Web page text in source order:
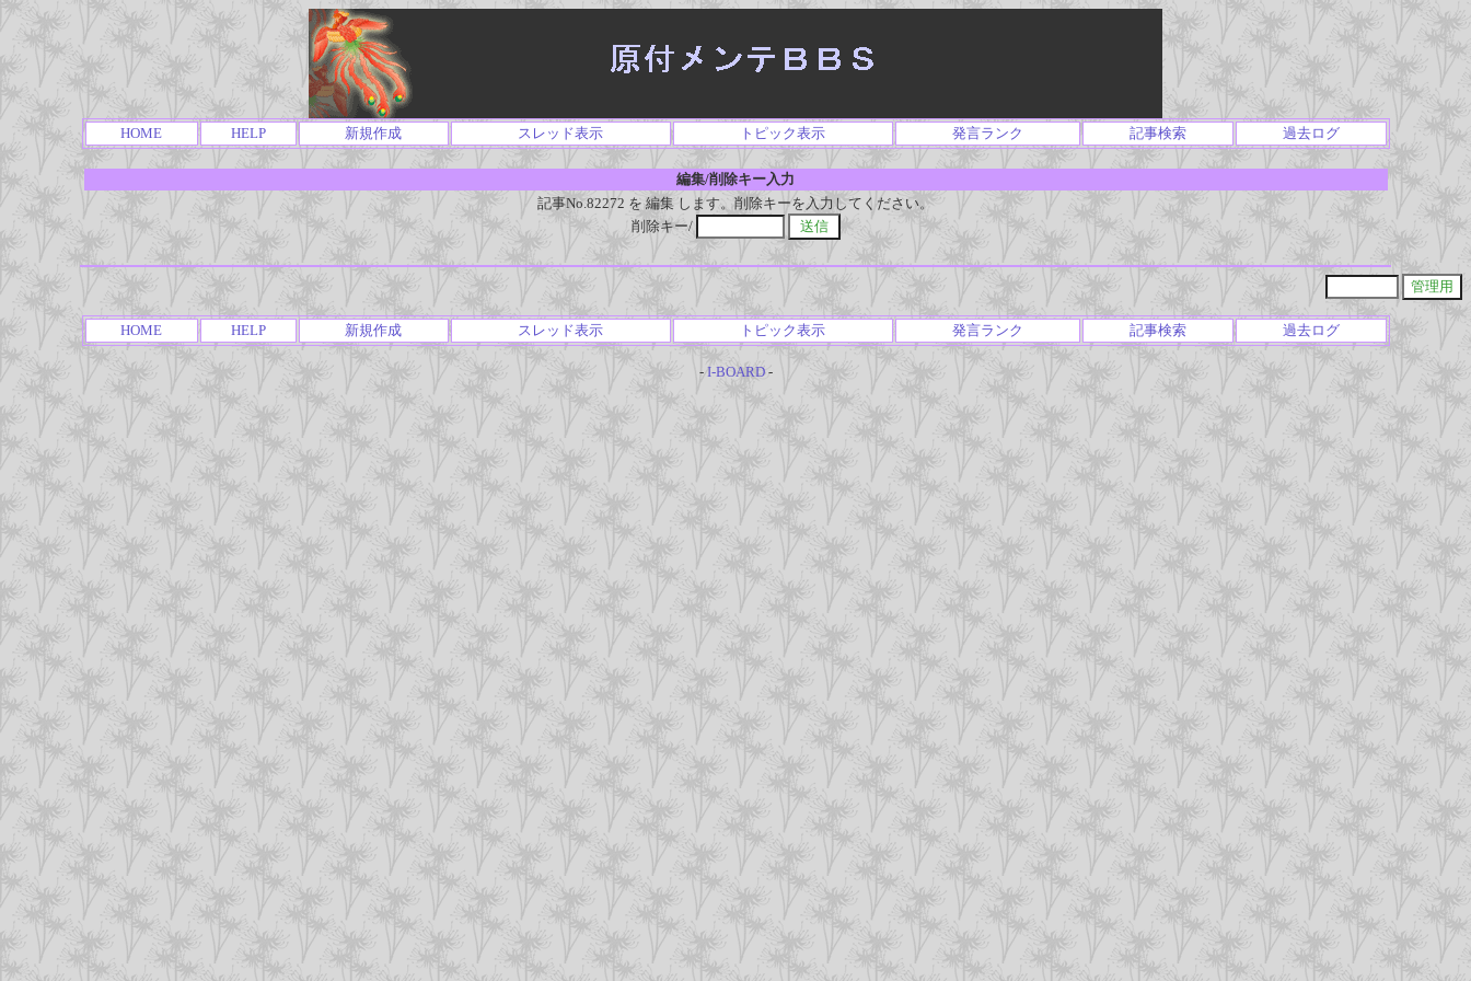
HOME HELP 新規作成 スレッド表示 トピック表示 発言ランク 記事検索 過去ログ
編集/削除キー入力
記事No.82272 を 編集 します。削除キーを入力してください。
削除キー/
HOME HELP 新規作成 スレッド表示 トピック表示 発言ランク 記事検索 過去ログ
- I-BOARD-